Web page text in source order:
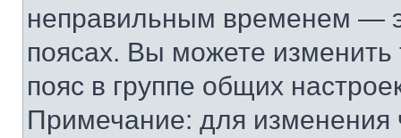
неправильным временем —
поясах. Вы можете изменить
пояс в группе общих
Примечание: для изменения